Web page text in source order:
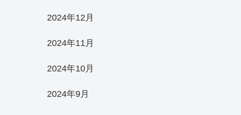
2024年12月
2024年11月
2024年10月
2024年9月